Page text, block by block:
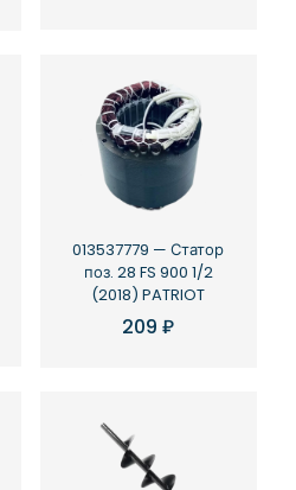
013537779 — Статор
поз. 28 FS 900 1/2
(2018) PATRIOT
209₽